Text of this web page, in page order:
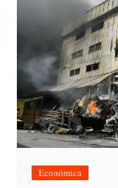
Económica